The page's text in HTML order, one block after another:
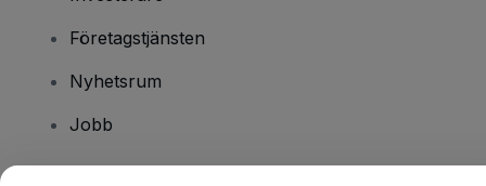
Företagstjänsten
Nyhetsrum
Jobb